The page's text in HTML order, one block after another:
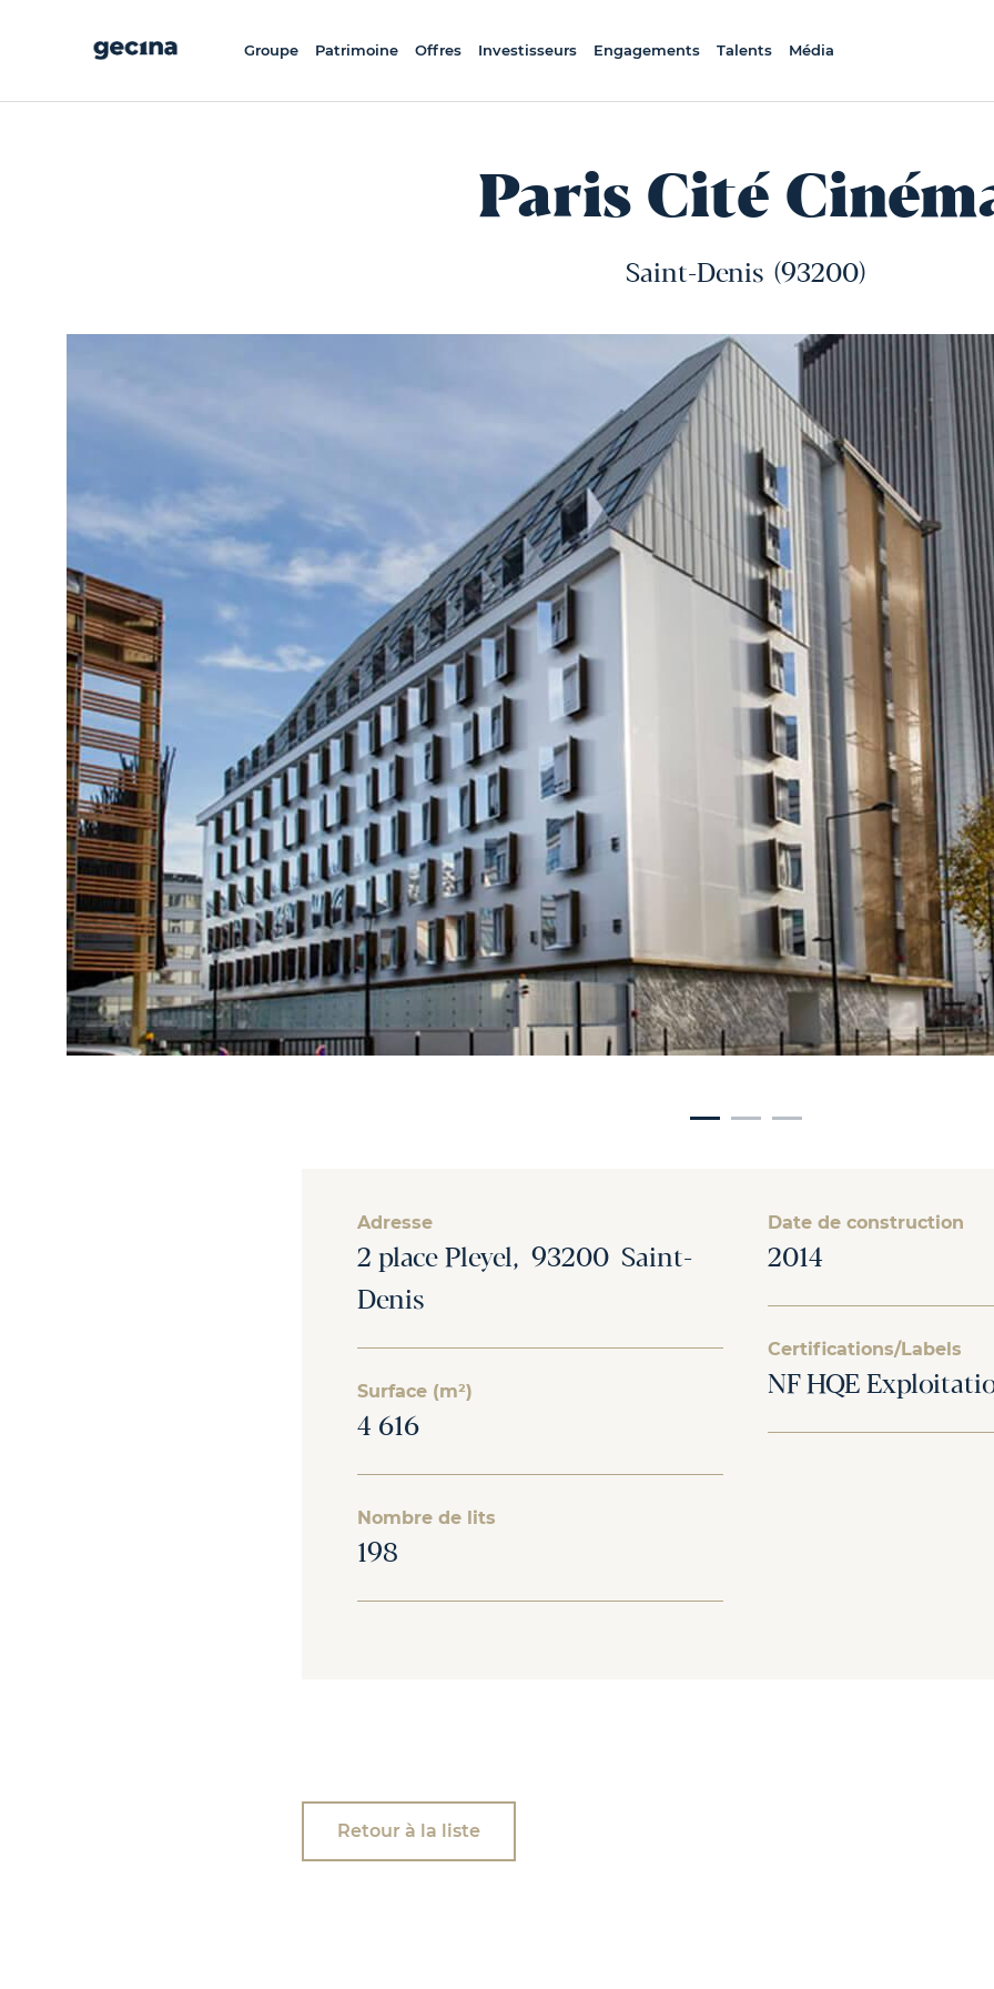
Groupe Patrimoine Offres Investisseurs Engagements Talents Média
Paris Cité
Saint-Denis (93200)
Adresse
2 place Pleyel, 93200 Saint-
Denis
Surface (m²)
4 616
Nombre de lits
198
Date de construction
2014
Certifications/Labels
NF HQE
Retour à la liste